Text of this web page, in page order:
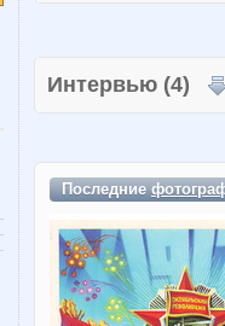
Интервью (4)
Последние